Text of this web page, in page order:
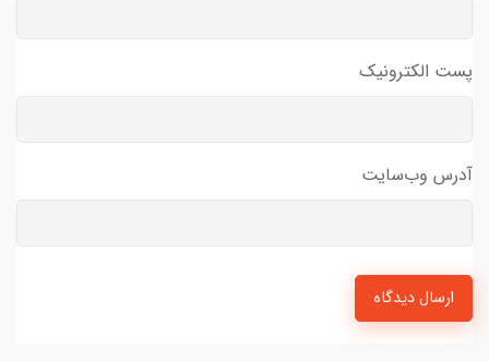
پست الکترونیک
آدرس وب‌سایت
ارسال دیدگاه